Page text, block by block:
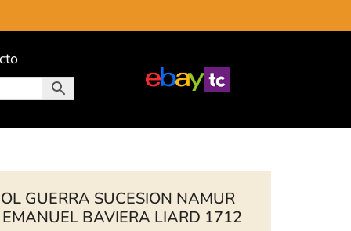
GUERRA SUCESION NAMUR
BAVIERA LIARD 1712